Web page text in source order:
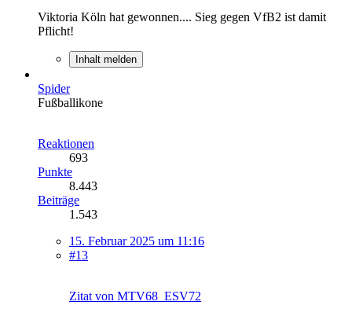
Viktoria Köln hat gewonnen.... Sieg gegen VfB2 ist damit
Pflicht!
Inhalt melden
Spider
Fußballikone
Reaktionen
693
Punkte
8.443
Beiträge
1.543
15. Februar 2025 um 11:16
#13
Zitat von MTV68_ESV72